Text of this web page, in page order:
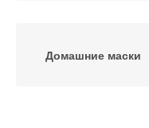
Домашние маски